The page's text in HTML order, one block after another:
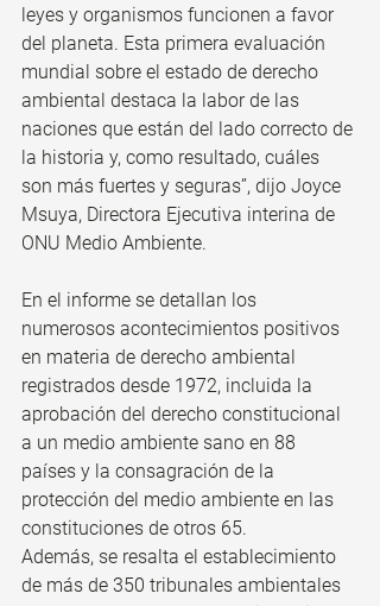
leyes y organismos funcionen a favor
del planeta. Esta primera evaluación
mundial sobre el estado de derecho
ambiental destaca la labor de las
naciones que están del lado correcto de
la historia y, como resultado, cuáles
son más fuertes y seguras”, dijo Joyce
Msuya, Directora Ejecutiva interina de
ONU Medio Ambiente.
En el informe se detallan los
numerosos acontecimientos positivos
en materia de derecho ambiental
registrados desde 1972, incluida la
aprobación del derecho constitucional
a un medio ambiente sano en 88
países y la consagración de la
protección del medio ambiente en las
constituciones de otros 65.
Además, se resalta el establecimiento
de más de 350 tribunales ambientales